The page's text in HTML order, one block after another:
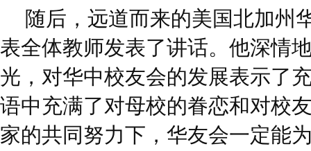
随后，远道而来的美国北加州
表全体教师发表了讲话。他深情
光，对华中校友会的发展表示了
语中充满了对母校的眷恋和对校
家的共同努力下，华友会一定能